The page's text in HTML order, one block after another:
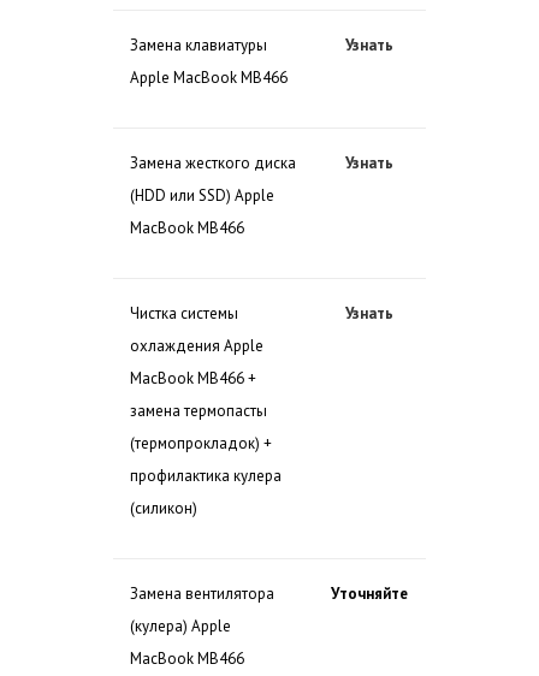
Замена клавиатуры
Apple MacBook MB466
Узнать
Замена жесткого диска
(HDD или SSD) Apple
MacBook MB466
Узнать
Чистка системы
охлаждения Apple
MacBook MB466 +
замена термопасты
(термопрокладок) +
профилактика кулера
(силикон)
Узнать
Замена вентилятора
(кулера) Apple
MacBook MB466
Уточняйте